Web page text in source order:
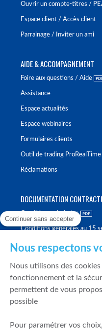
Ouvrir un compte-titres /
Espace client / Accès client
Parrainage / Inviter un ami
AIDE & ACCOMPAGNEMENT
Foire aux questions / Aide
Assistance
Espace actualités
Espace webinaires
Formulaires clients
Outil de trading ProRealTime
Réclamations
DOCUMENTATION
Conditions générales
Conditions générales au 15
Politique de meilleure
Politique de durabilité
Fonds de garantie des
Continuer sans accepter
Nous respectons
Nous utilisons des
fonctionnement et la
permettent de vous
possible
Pour paramétrer vos